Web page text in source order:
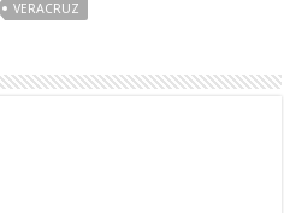
VERACRUZ